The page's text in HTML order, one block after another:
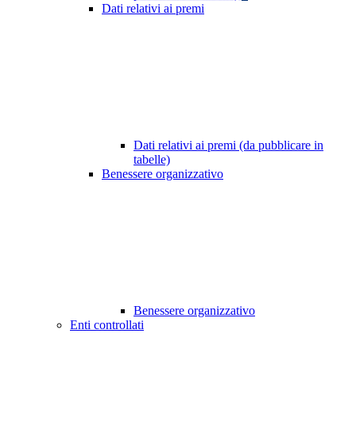
Dati relativi ai premi
Dati relativi ai premi (da pubblicare in
tabelle)
Benessere organizzativo
Benessere organizzativo
Enti controllati